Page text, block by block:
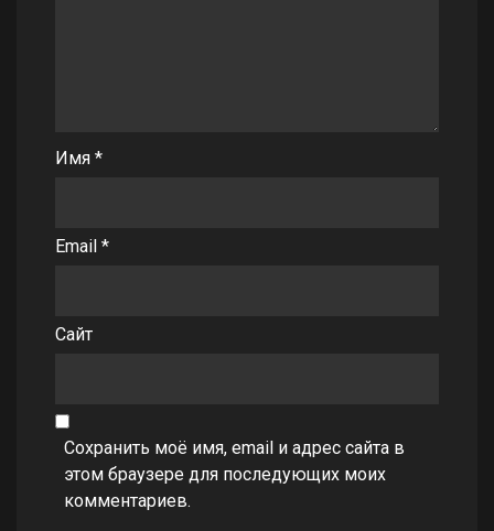
Имя *
Email *
Сайт
Сохранить моё имя, email и адрес сайта в
этом браузере для последующих моих
комментариев.